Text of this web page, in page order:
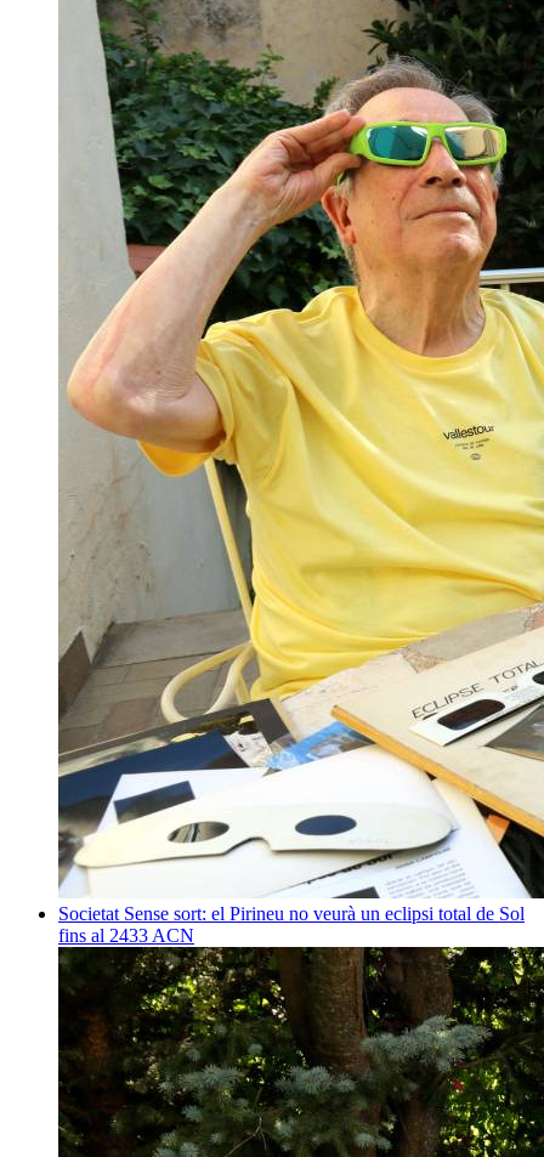
Societat Sense sort: el Pirineu no veurà un eclipsi total de Sol
fins al 2433 ACN